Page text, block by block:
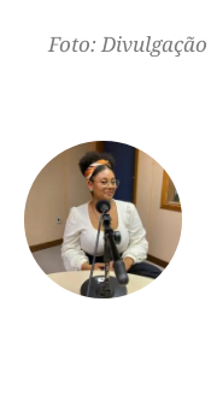
Foto: Divulgação